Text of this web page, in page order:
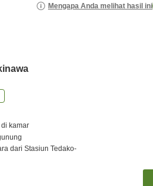
Mengapa Anda melihat hasil ini
di kamar
dariStasiun Tedako-